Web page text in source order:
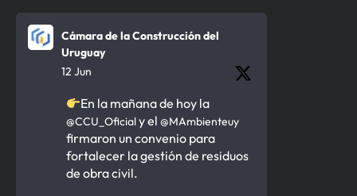
Cámara de la Construcción del
Uruguay
12 Jun
En la mañana de hoy la
@CCU_Oficialy el @MAmbienteuy
firmaron un convenio para
fortalecer la gestión de residuos
de obra civil.